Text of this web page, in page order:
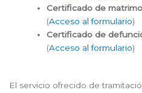
Certificado de
(Acceso al formulario)
Certificado de
(Acceso al formulario)
El servicio ofrecido de